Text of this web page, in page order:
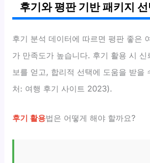
후기와 평판 기반 패키지
후기 분석 데이터에 따르면 평판 좋은
가 만족도가 높습니다. 후기 활용 시 신
보를 얻고, 합리적 선택에 도움을 받을
처: 여행 후기 사이트 2023).
후기 활용법은 어떻게 해야 할까요?